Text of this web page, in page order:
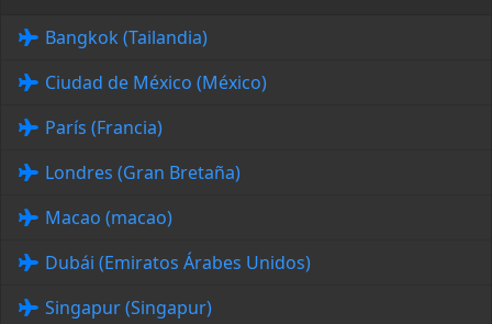
Bangkok (Tailandia)
Ciudad de México (México)
París (Francia)
Londres (Gran Bretaña)
Macao (macao)
Dubái (Emiratos Árabes Unidos)
Singapur (Singapur)